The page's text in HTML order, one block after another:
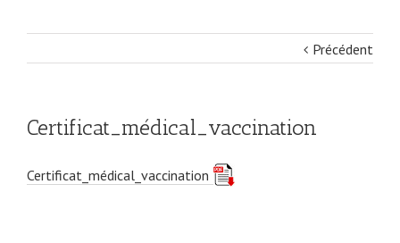
Précédent
Certificat_médical_vaccination
Certificat_médical_vaccination